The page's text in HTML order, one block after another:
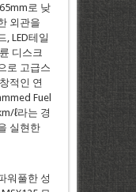
로 낮
외관을
, LED테일
디스크
로 고급스
적인 연
Fuel
ℓ라는 경
실현한
워풀한 성